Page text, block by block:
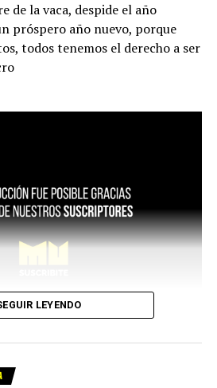
de la vaca, despide el año
próspero año nuevo, porque
todos tenemos el derecho a ser
LEYENDO